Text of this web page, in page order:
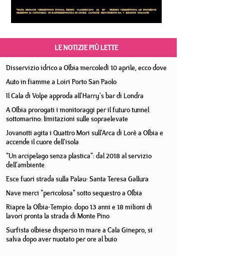
LE NOTIZIE PIÙ LETTE
Disservizio idrico a Olbia mercoledì 10 aprile, ecco dove
Auto in fiamme a Loiri Porto San Paolo
Il Cala di Volpe approda all'Harry's bar di Londra
A Olbia prorogati i monitoraggi per il futuro tunnel
sottomarino: limitazioni sulle sopraelevate
Jovanotti agita i Quattro Mori sull'Arca di Lorè a Olbia e
accende il cuore dell'isola
"Un arcipelago senza plastica": dal 2018 al servizio
dell'ambiente
Esce fuori strada sulla Palau- Santa Teresa Gallura
Nave merci "pericolosa" sotto sequestro a Olbia
Riapre la Olbia-Tempio: dopo 13 anni e 18 milioni di
lavori pronta la strada di Monte Pino
Surfista olbiese disperso in mare a Cala Ginepro, si
salva dopo aver nuotato per ore al buio